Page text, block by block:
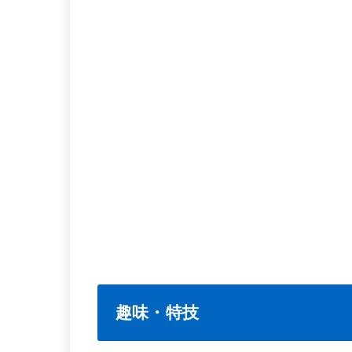
趣味・特技